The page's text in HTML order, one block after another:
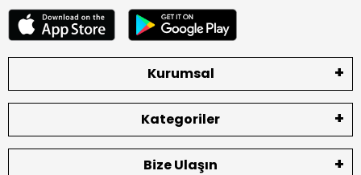
Kurumsal
Kategoriler
Bize Ulaşın